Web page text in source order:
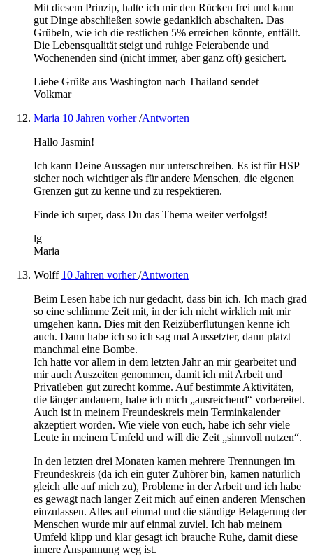
Mit diesem Prinzip, halte ich mir den Rücken frei und kann
gut Dinge abschließen sowie gedanklich abschalten. Das
Grübeln, wie ich die restlichen 5% erreichen könnte, entfällt.
Die Lebensqualität steigt und ruhige Feierabende und
Wochenenden sind (nicht immer, aber ganz oft) gesichert.
Liebe Grüße aus Washington nach Thailand sendet
Volkmar
Maria 10 Jahren vorher/Antworten
Hallo Jasmin!
Ich kann Deine Aussagen nur unterschreiben. Es ist für HSP
sicher noch wichtiger als für andere Menschen, die eigenen
Grenzen gut zu kenne und zu respektieren.
Finde ich super, dass Du das Thema weiter verfolgst!
lg
Maria
Wolff 10 Jahren vorher/Antworten
Beim Lesen habe ich nur gedacht, dass bin ich. Ich mach grad
so eine schlimme Zeit mit, in der ich nicht wirklich mit mir
umgehen kann. Dies mit den Reizüberflutungen kenne ich
auch. Dann habe ich so ich sag mal Aussetzter, dann platzt
manchmal eine Bombe.
Ich hatte vor allem in dem letzten Jahr an mir gearbeitet und
mir auch Auszeiten genommen, damit ich mit Arbeit und
Privatleben gut zurecht komme. Auf bestimmte Aktivitäten,
die länger andauern, habe ich mich „ausreichend“ vorbereitet.
Auch ist in meinem Freundeskreis mein Terminkalender
akzeptiert worden. Wie viele von euch, habe ich sehr viele
Leute in meinem Umfeld und will die Zeit „sinnvoll nutzen“.
In den letzten drei Monaten kamen mehrere Trennungen im
Freundeskreis (da ich ein guter Zuhörer bin, kamen natürlich
gleich alle auf mich zu), Probleme in der Arbeit und ich habe
es gewagt nach langer Zeit mich auf einen anderen Menschen
einzulassen. Alles auf einmal und die ständige Belagerung der
Menschen wurde mir auf einmal zuviel. Ich hab meinem
Umfeld klipp und klar gesagt ich brauche Ruhe, damit diese
innere Anspannung weg ist.